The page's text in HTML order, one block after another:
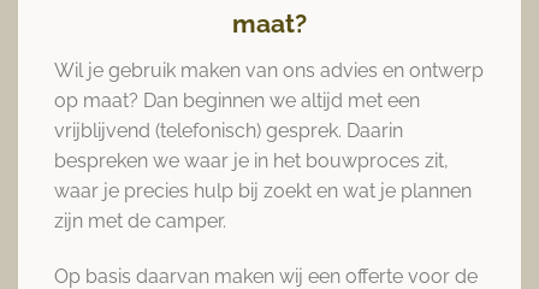
maat?
Wil je gebruik maken van ons advies en ontwerp
op maat? Dan beginnen we altijd met een
vrijblijvend (telefonisch) gesprek. Daarin
bespreken we waar je in het bouwproces zit,
waar je precies hulp bij zoekt en wat je plannen
zijn met de camper.
Op basis daarvan maken wij een offerte voor de